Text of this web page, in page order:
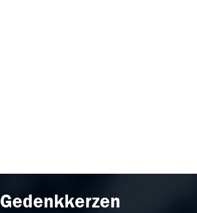
Gedenkkerzen